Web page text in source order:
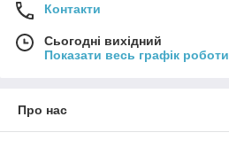
Контакти
Сьогодні вихідний
Показати весь графік роботи
Про нас